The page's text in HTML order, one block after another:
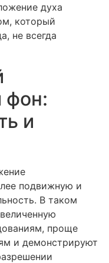
духа
который
не всегда
фон:
и
подвижную и
В таком
проще
и демонстрируют